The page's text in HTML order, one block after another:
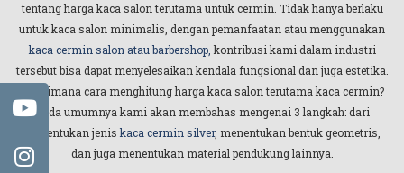
tentang harga kaca salon terutama untuk cermin. Tidak hanya berlaku
untuk kaca salon minimalis, dengan pemanfaatan atau menggunakan
kaca cermin salon atau barbershop, kontribusi kami dalam industri
tersebut bisa dapat menyelesaikan kendala fungsional dan juga estetika.
Bagaimana cara menghitung harga kaca salon terutama kaca cermin?
Pada umumnya kami akan membahas mengenai 3 langkah: dari
menentukan jenis kaca cermin silver, menentukan bentuk geometris,
dan juga menentukan material pendukung lainnya.